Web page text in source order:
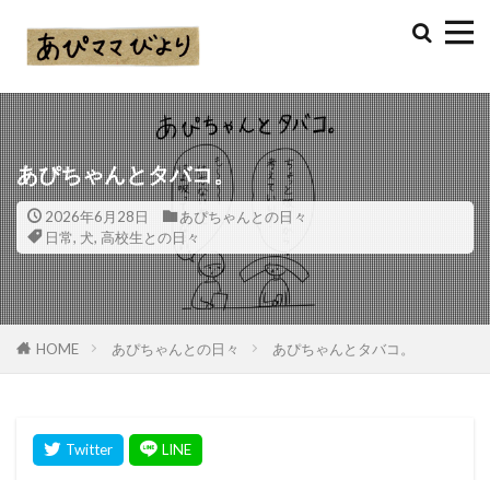
あぴちゃんとタバコ。
2026年6月28日
あぴちゃんとの日々
日常, 犬, 高校生との日々
HOME あぴちゃんとの日々 あぴちゃんとタバコ。